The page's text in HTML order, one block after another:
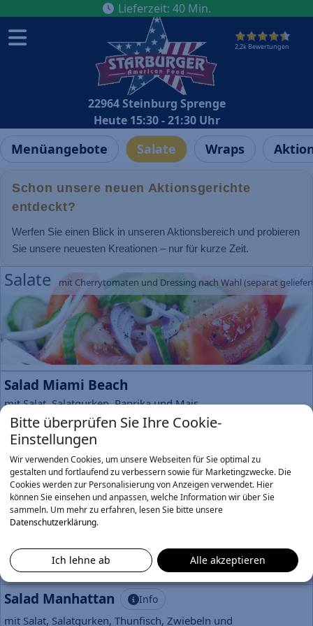
Lieferzeit: 40Min.
2,2k Bewertungen
22964 Steinburg Sprenge
Heute 15:30 - 21:30 Uhr
Menüangebote Salate Wraps
Schon unsere neuen Aktionsgerichte
entdeckt?
Werfen Sie einen Blick in unseren Aktionsbereich und probieren
Sie unsere neuesten Kreationen – nur für kurze Zeit.
Salate mit Cherrytomaten und Dressing nach Wahl (separat
Salad Miami Beach
mit Salat, Salatgurken, Paprika und Mais
7,50 €
Salad Las Vegas
mit Salat, Salatgurken, Käse und Ei
7,90 €
Salad New York Info
Oliven
8,90 €
Salad Manhattan Info
mit Salat, Salatgurken, Thunfisch, Zwiebeln und
Bitte überprüfen Sie Ihre Cookie-
Einstellungen
Wir verwenden Cookies, um unsere Webseiten für Sie optimal zu
gestalten und fortlaufend zu verbessern sowie für Marketingzwecke. Die
Cookies werden zur Personalisierung von Anzeigen verwendet. Hier
können Sie einsehen und anpassen, welche Information wir über Sie
sammeln. Um mehr zu erfahren, lesen Sie bitte unsere
Datenschutzerklärung.
Ich lehne ab Alle akzeptieren